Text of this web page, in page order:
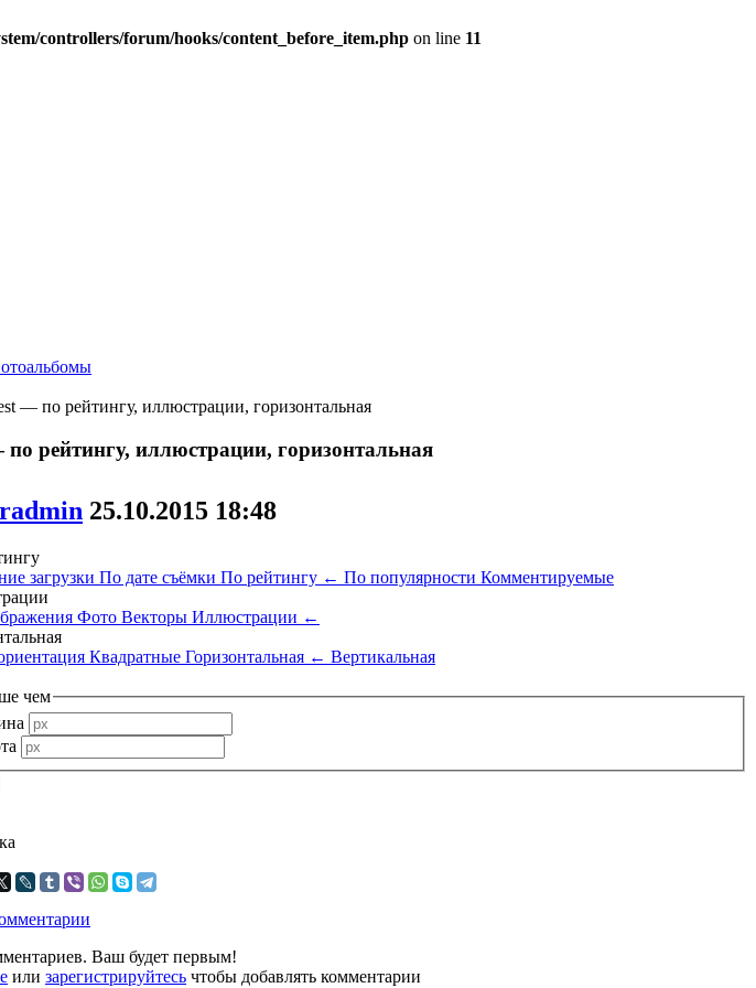
controllers/forum/hooks/content_before_item.php on line 11
— по рейтингу, иллюстрации, горизонтальная
по рейтингу, иллюстрации, горизонтальная
25.10.2015 18:48
загрузки По дате съёмки По рейтингу ← По популярности Комментируемые
Фото Векторы Иллюстрации ←
Квадратные Горизонтальная ← Вертикальная
чем
Ваш будет первым!
или зарегистрируйтесь чтобы добавлять комментарии